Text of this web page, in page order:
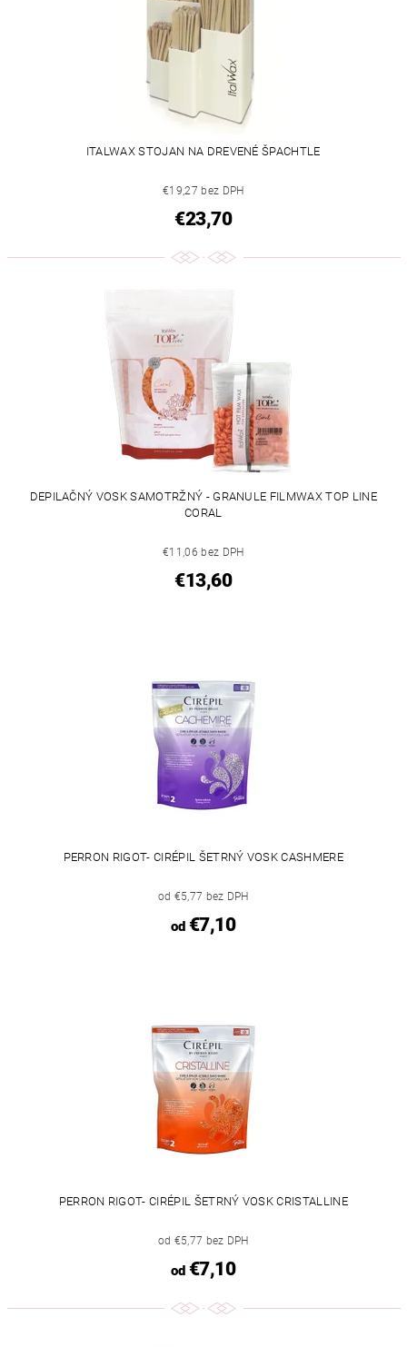
ITALWAX STOJAN NA DREVENÉ ŠPACHTLE
€19,27 bez DPH
€23,70
DEPILAČNÝ VOSK SAMOTRŽNÝ - GRANULE FILMWAX TOP LINE
CORAL
€11,06 bez DPH
€13,60
PERRON RIGOT- CIRÉPIL ŠETRNÝ VOSK CASHMERE
od €5,77 bez DPH
od€7,10
PERRON RIGOT- CIRÉPIL ŠETRNÝ VOSK CRISTALLINE
od €5,77 bez DPH
od€7,10